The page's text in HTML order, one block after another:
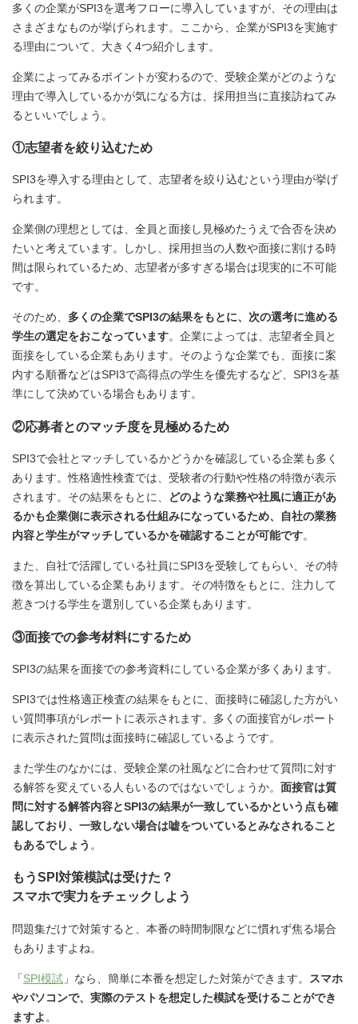
多くの企業がSPI3を選考フローに導入していますが、その理由は
さまざまなものが挙げられます。ここから、企業がSPI3を実施す
る理由について、大きく4つ紹介します。
企業によってみるポイントが変わるので、受験企業がどのような
理由で導入しているかが気になる方は、採用担当に直接訪ねてみ
るといいでしょう。
①志望者を絞り込むため
SPI3を導入する理由として、志望者を絞り込むという理由が挙げ
られます。
企業側の理想としては、全員と面接し見極めたうえで合否を決め
たいと考えています。しかし、採用担当の人数や面接に割ける時
間は限られているため、志望者が多すぎる場合は現実的に不可能
です。
そのため、 多くの企業でSPI3の結果をもとに、次の選考に進める
学生の選定をおこなっています。企業によっては、志望者全員と
面接をしている企業もあります。そのような企業でも、面接に案
内する順番などはSPI3で高得点の学生を優先するなど、SPI3を基
準にして決めている場合もあります。
②応募者とのマッチ度を見極めるため
SPI3で会社とマッチしているかどうかを確認している企業も多く
あります。性格適性検査では、受験者の行動や性格の特徴が表示
されます。その結果をもとに、
どのような業務や社風に適正があ
るかも企業側に表示される仕組みになっているため、自社の業務
内容と学生がマッチしているかを確認することが可能です。
また、自社で活躍している社員にSPI3を受験してもらい、その特
徴を算出している企業もあります。その特徴をもとに、注力して
惹きつける学生を選別している企業もあります。
③面接での参考材料にするため
SPI3の結果を面接での参考資料にしている企業が多くあります。
SPI3では性格適正検査の結果をもとに、面接時に確認した方がい
い質問事項がレポートに表示されます。多くの面接官がレポート
に表示された質問は面接時に確認しているようです。
また学生のなかには、受験企業の社風などに合わせて質問に対す
る解答を変えている人もいるのではないでしょうか。 面接官は質
問に対する解答内容とSPI3の結果が一致しているかという点も確
認しており、一致しない場合は嘘をついているとみなされること
もあるでしょう 。
もうSPI対策模試は受けた？
スマホで実力をチェックしよう
問題集だけで対策すると、本番の時間制限などに慣れず焦る場合
もありますよね。
「SPI模試 」なら、簡単に本番を想定した対策ができます。
スマホ
やパソコンで、実際のテストを想定した模試を受けることができ
ますよ 。